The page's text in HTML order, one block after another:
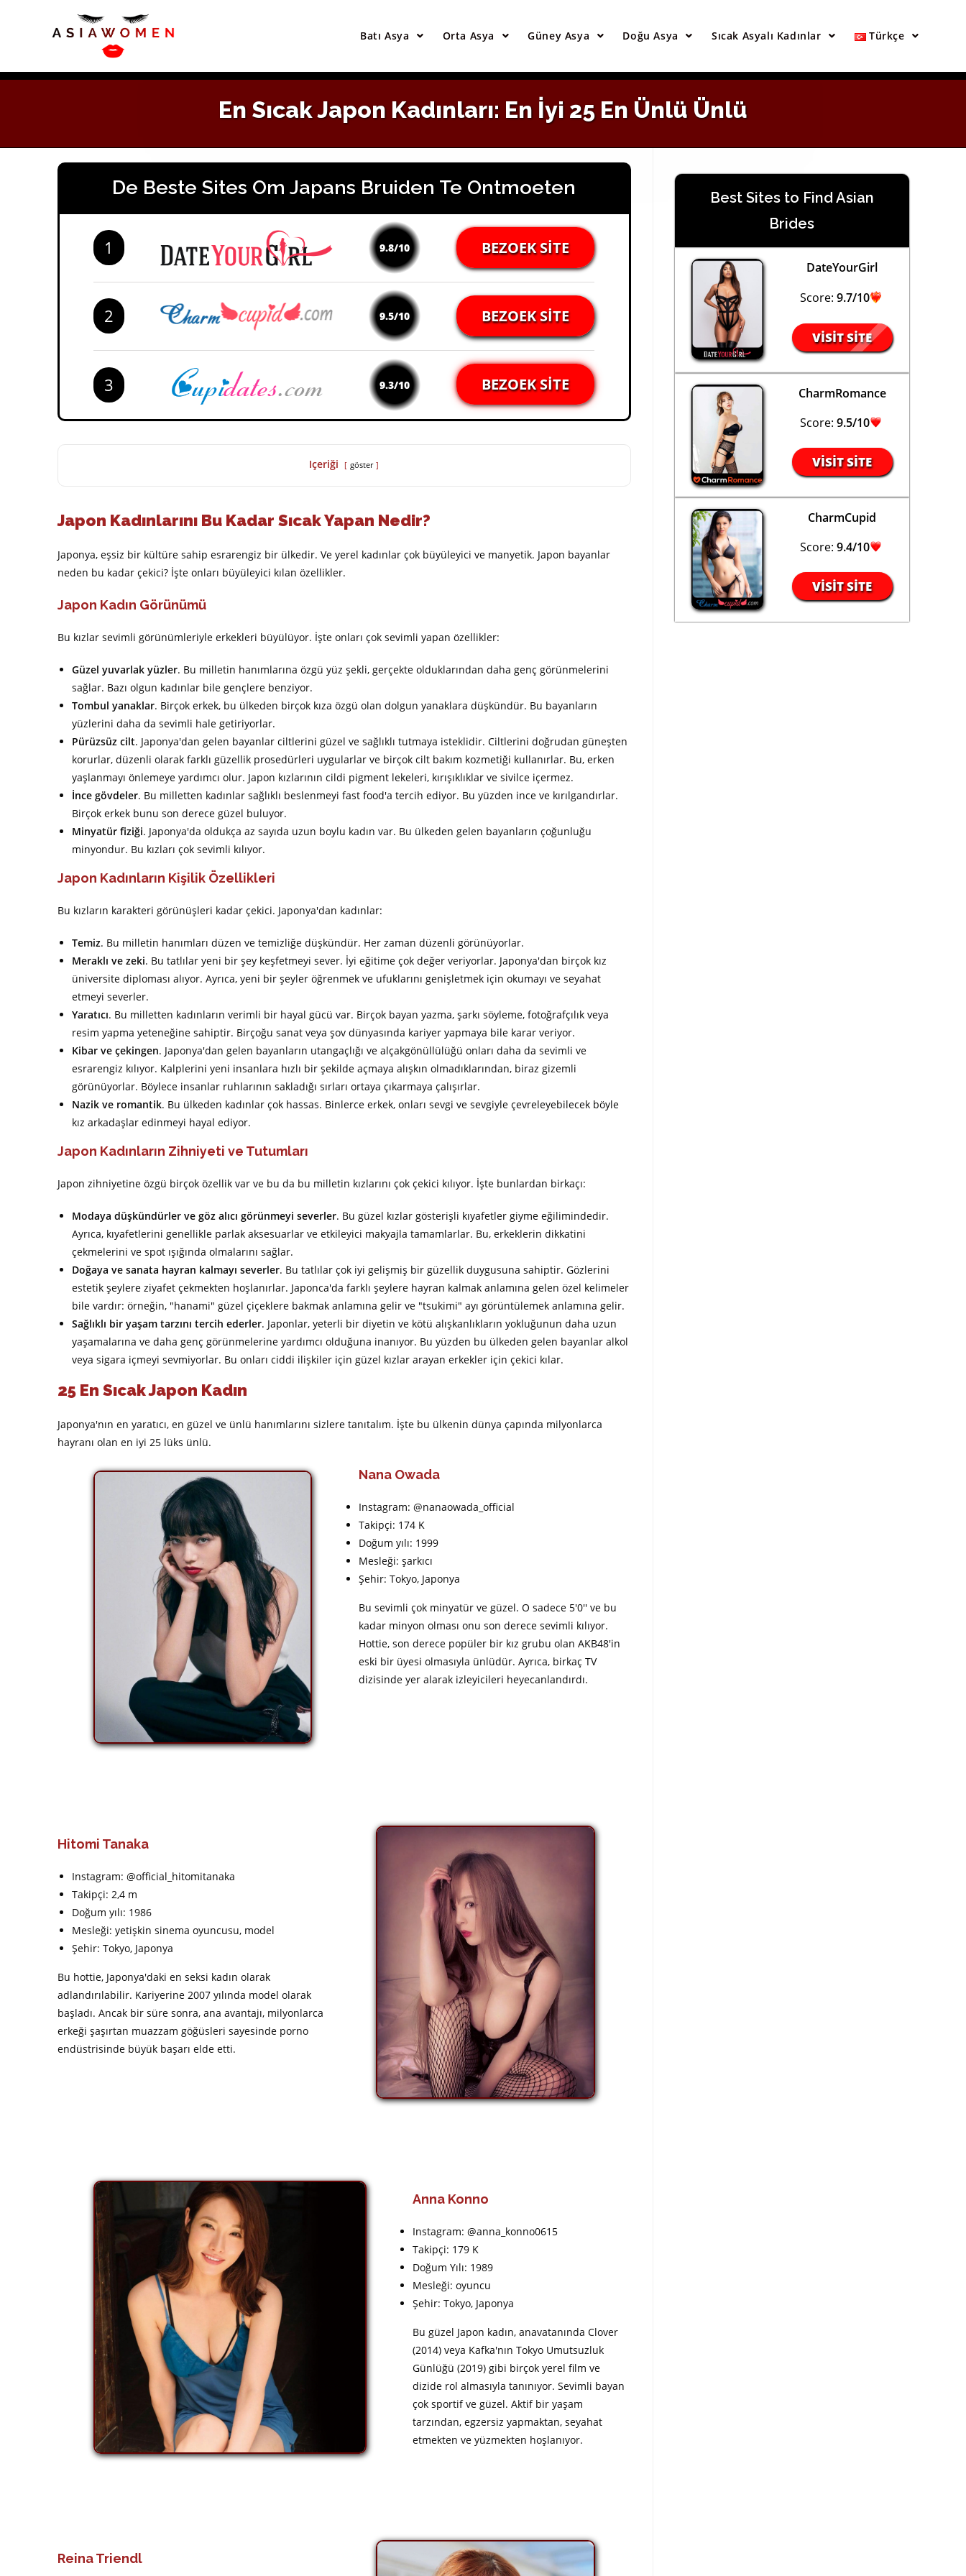
Batı Asya Orta Asya Güney Asya Doğu Asya Sıcak Asyalı Kadınlar Türkçe
En Sıcak Japon Kadınları: En İyi 25 En Ünlü Ünlü
De Beste Sites Om Japans Bruiden Te Ontmoeten
1 9.8/10 BEZOEK SITE
2 9.5/10 BEZOEK SITE
3 9.3/10 BEZOEK SITE
Içeriği göster
Japon Kadınlarını Bu Kadar Sıcak Yapan Nedir?
Japonya, eşsiz bir kültüre sahip esrarengiz bir ülkedir. Ve yerel kadınlar çok büyüleyici ve manyetik. Japon bayanlar
neden bu kadar çekici? İşte onları büyüleyici kılan özellikler.
Japon Kadın Görünümü
Bu kızlar sevimli görünümleriyle erkekleri büyülüyor. İşte onları çok sevimli yapan özellikler:
Güzel yuvarlak yüzler. Bu milletin hanımlarına özgü yüz şekli, gerçekte olduklarından daha genç görünmelerini
sağlar. Bazı olgun kadınlar bile gençlere benziyor.
Tombul yanaklar. Birçok erkek, bu ülkeden birçok kıza özgü olan dolgun yanaklara düşkündür. Bu bayanların
yüzlerini daha da sevimli hale getiriyorlar.
Pürüzsüz cilt. Japonya'dan gelen bayanlar ciltlerini güzel ve sağlıklı tutmaya isteklidir. Ciltlerini doğrudan güneşten
korurlar, düzenli olarak farklı güzellik prosedürleri uygularlar ve birçok cilt bakım kozmetiği kullanırlar. Bu, erken
yaşlanmayı önlemeye yardımcı olur. Japon kızlarının cildi pigment lekeleri, kırışıklıklar ve sivilce içermez.
İnce gövdeler. Bu milletten kadınlar sağlıklı beslenmeyi fast food'a tercih ediyor. Bu yüzden ince ve kırılgandırlar.
Birçok erkek bunu son derece güzel buluyor.
Minyatür fiziği. Japonya'da oldukça az sayıda uzun boylu kadın var. Bu ülkeden gelen bayanların çoğunluğu
minyondur. Bu kızları çok sevimli kılıyor.
Japon Kadınların Kişilik Özellikleri
Bu kızların karakteri görünüşleri kadar çekici. Japonya'dan kadınlar:
Temiz. Bu milletin hanımları düzen ve temizliğe düşkündür. Her zaman düzenli görünüyorlar.
Meraklı ve zeki. Bu tatlılar yeni bir şey keşfetmeyi sever. İyi eğitime çok değer veriyorlar. Japonya'dan birçok kız
üniversite diploması alıyor. Ayrıca, yeni bir şeyler öğrenmek ve ufuklarını genişletmek için okumayı ve seyahat
etmeyi severler.
Yaratıcı. Bu milletten kadınların verimli bir hayal gücü var. Birçok bayan yazma, şarkı söyleme, fotoğrafçılık veya
resim yapma yeteneğine sahiptir. Birçoğu sanat veya şov dünyasında kariyer yapmaya bile karar veriyor.
Kibar ve çekingen. Japonya'dan gelen bayanların utangaçlığı ve alçakgönüllülüğü onları daha da sevimli ve
esrarengiz kılıyor. Kalplerini yeni insanlara hızlı bir şekilde açmaya alışkın olmadıklarından, biraz gizemli
görünüyorlar. Böylece insanlar ruhlarının sakladığı sırları ortaya çıkarmaya çalışırlar.
Nazik ve romantik. Bu ülkeden kadınlar çok hassas. Binlerce erkek, onları sevgi ve sevgiyle çevreleyebilecek böyle
kız arkadaşlar edinmeyi hayal ediyor.
Japon Kadınların Zihniyeti ve Tutumları
Japon zihniyetine özgü birçok özellik var ve bu da bu milletin kızlarını çok çekici kılıyor. İşte bunlardan birkaçı:
Modaya düşkündürler ve göz alıcı görünmeyi severler. Bu güzel kızlar gösterişli kıyafetler giyme eğilimindedir.
Ayrıca, kıyafetlerini genellikle parlak aksesuarlar ve etkileyici makyajla tamamlarlar. Bu, erkeklerin dikkatini
çekmelerini ve spot ışığında olmalarını sağlar.
Doğaya ve sanata hayran kalmayı severler. Bu tatlılar çok iyi gelişmiş bir güzellik duygusuna sahiptir. Gözlerini
estetik şeylere ziyafet çekmekten hoşlanırlar. Japonca'da farklı şeylere hayran kalmak anlamına gelen özel kelimeler
bile vardır: örneğin, "hanami" güzel çiçeklere bakmak anlamına gelir ve "tsukimi" ayı görüntülemek anlamına gelir.
Sağlıklı bir yaşam tarzını tercih ederler. Japonlar, yeterli bir diyetin ve kötü alışkanlıkların yokluğunun daha uzun
yaşamalarına ve daha genç görünmelerine yardımcı olduğuna inanıyor. Bu yüzden bu ülkeden gelen bayanlar alkol
veya sigara içmeyi sevmiyorlar. Bu onları ciddi ilişkiler için güzel kızlar arayan erkekler için çekici kılar.
25 En Sıcak Japon Kadın
Japonya'nın en yaratıcı, en güzel ve ünlü hanımlarını sizlere tanıtalım. İşte bu ülkenin dünya çapında milyonlarca
hayranı olan en iyi 25 lüks ünlü.
Nana Owada
Instagram: @nanaowada_official
Takipçi: 174 K
Doğum yılı: 1999
Mesleği: şarkıcı
Şehir: Tokyo, Japonya
Bu sevimli çok minyatür ve güzel. O sadece 5'0'' ve bu
kadar minyon olması onu son derece sevimli kılıyor.
Hottie, son derece popüler bir kız grubu olan AKB48'in
eski bir üyesi olmasıyla ünlüdür. Ayrıca, birkaç TV
dizisinde yer alarak izleyicileri heyecanlandırdı.
Hitomi Tanaka
Instagram: @official_hitomitanaka
Takipçi: 2,4 m
Doğum yılı: 1986
Mesleği: yetişkin sinema oyuncusu, model
Şehir: Tokyo, Japonya
Bu hottie, Japonya'daki en seksi kadın olarak
adlandırılabilir. Kariyerine 2007 yılında model olarak
başladı. Ancak bir süre sonra, ana avantajı, milyonlarca
erkeği şaşırtan muazzam göğüsleri sayesinde porno
endüstrisinde büyük başarı elde etti.
Anna Konno
Instagram: @anna_konno0615
Takipçi: 179 K
Doğum Yılı: 1989
Mesleği: oyuncu
Şehir: Tokyo, Japonya
Bu güzel Japon kadın, anavatanında Clover
(2014) veya Kafka'nın Tokyo Umutsuzluk
Günlüğü (2019) gibi birçok yerel film ve
dizide rol almasıyla tanınıyor. Sevimli bayan
çok sportif ve güzel. Aktif bir yaşam
tarzından, egzersiz yapmaktan, seyahat
etmekten ve yüzmekten hoşlanıyor.
Reina Triendl
Best Sites to Find Asian
Brides
DateYourGirl
Score: 9.7/10
VISIT SITE
CharmRomance
Score: 9.5/10
VISIT SITE
CharmCupid
Score: 9.4/10
VISIT SITE